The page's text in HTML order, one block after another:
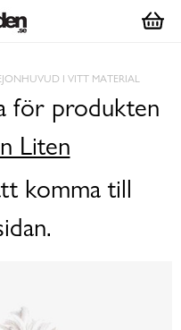
I VITT MATERIAL
för produkten
Liten
komma till